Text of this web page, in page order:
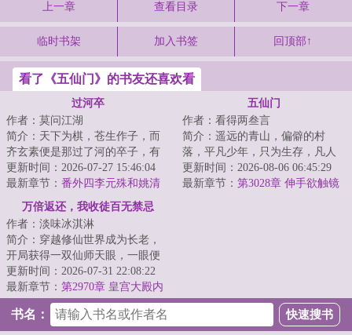
上一章 查看目录 下一章
临时书架 加入书签 回顶部↑
看了《五仙门》的书友还喜欢看
过河卒
作者：莫问江湖
简介：天下为棋，苍生作子，而
齐玄素便是那过了河的卒子，有
进无退，一往无前。...
更新时间：2026-07-27 15:46:04
最新章节： 番外四李元殊和姚清
五仙门
作者：看得两叁言
简介：遥远的青山，偏僻的村
落，平凡少年，只为生存，凡人
生活却化作修仙之路，有谁是
真，有谁是假？有谁...
更新时间：2026-08-06 06:45:29
最新章节： 第3028章 伸手欲触镜
万倍返还，我收徒百无禁忌
作者：淡味冰淇淋
简介：穿越修仙世界成为长老，
开局获得一双仙师天眼，一眼便
可看穿无数弟子资质与缺陷；收
徒圣阶资质弟子...
更新时间：2026-07-31 22:08:22
最新章节： 第2970章 皇宫大殿内
书名：